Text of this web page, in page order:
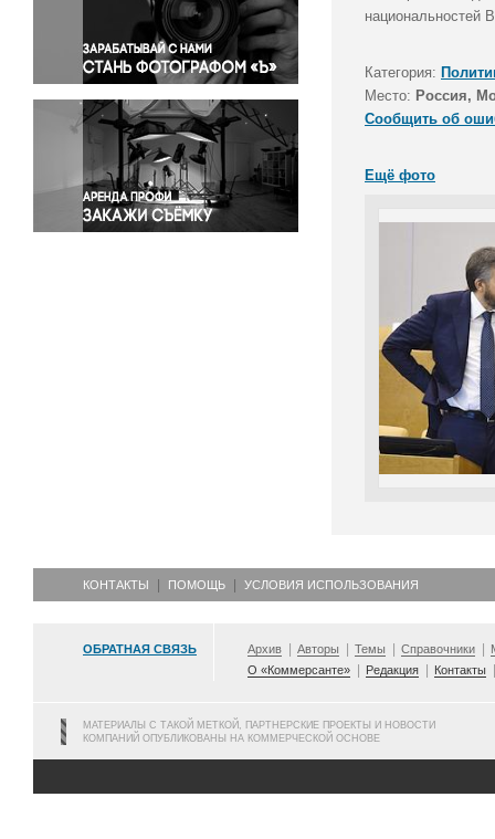
Правосудие
Происшествия и конфликты
Религия
Светская жизнь
Спорт
Экология
Экономика и бизнес
национальностей
Категория:
Место: Россия,
Сообщить об
Ещё фото
КОНТАКТЫ ПОМОЩЬ УСЛОВИЯ ИСПОЛЬЗОВАНИЯ
ОБРАТНАЯ СВЯЗЬ Архив Авторы Темы Справочники
О «Коммерсанте»
Редакция Контакты
МАТЕРИАЛЫ С ТАКОЙ МЕТКОЙ, ПАРТНЕРСКИЕ ПРОЕКТЫ И НОВОСТИ
КОМПАНИЙ ОПУБЛИКОВАНЫ НА КОММЕРЧЕСКОЙ ОСНОВЕ